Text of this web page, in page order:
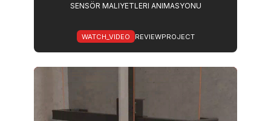
SENSÖR MALIYETLERI ANIMASYONU
WATCH_VIDEO REVIEWPROJECT